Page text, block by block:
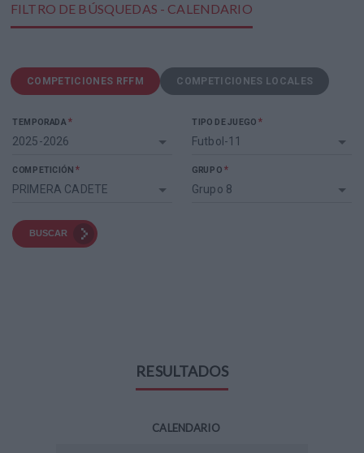
FILTRO DE BÚSQUEDAS - CALENDARIO
COMPETICIONES RFFM COMPETICIONES LOCALES
TEMPORADA*
2025-2026
TIPO DE JUEGO *
Futbol-11
COMPETICIÓN *
PRIMERA CADETE
GRUPO *
Grupo 8
BUSCAR
RESULTADOS
CALENDARIO